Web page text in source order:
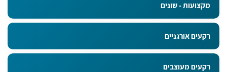
מקצועות - שונים
רקעים אורגניים
רקעים מעוצבים